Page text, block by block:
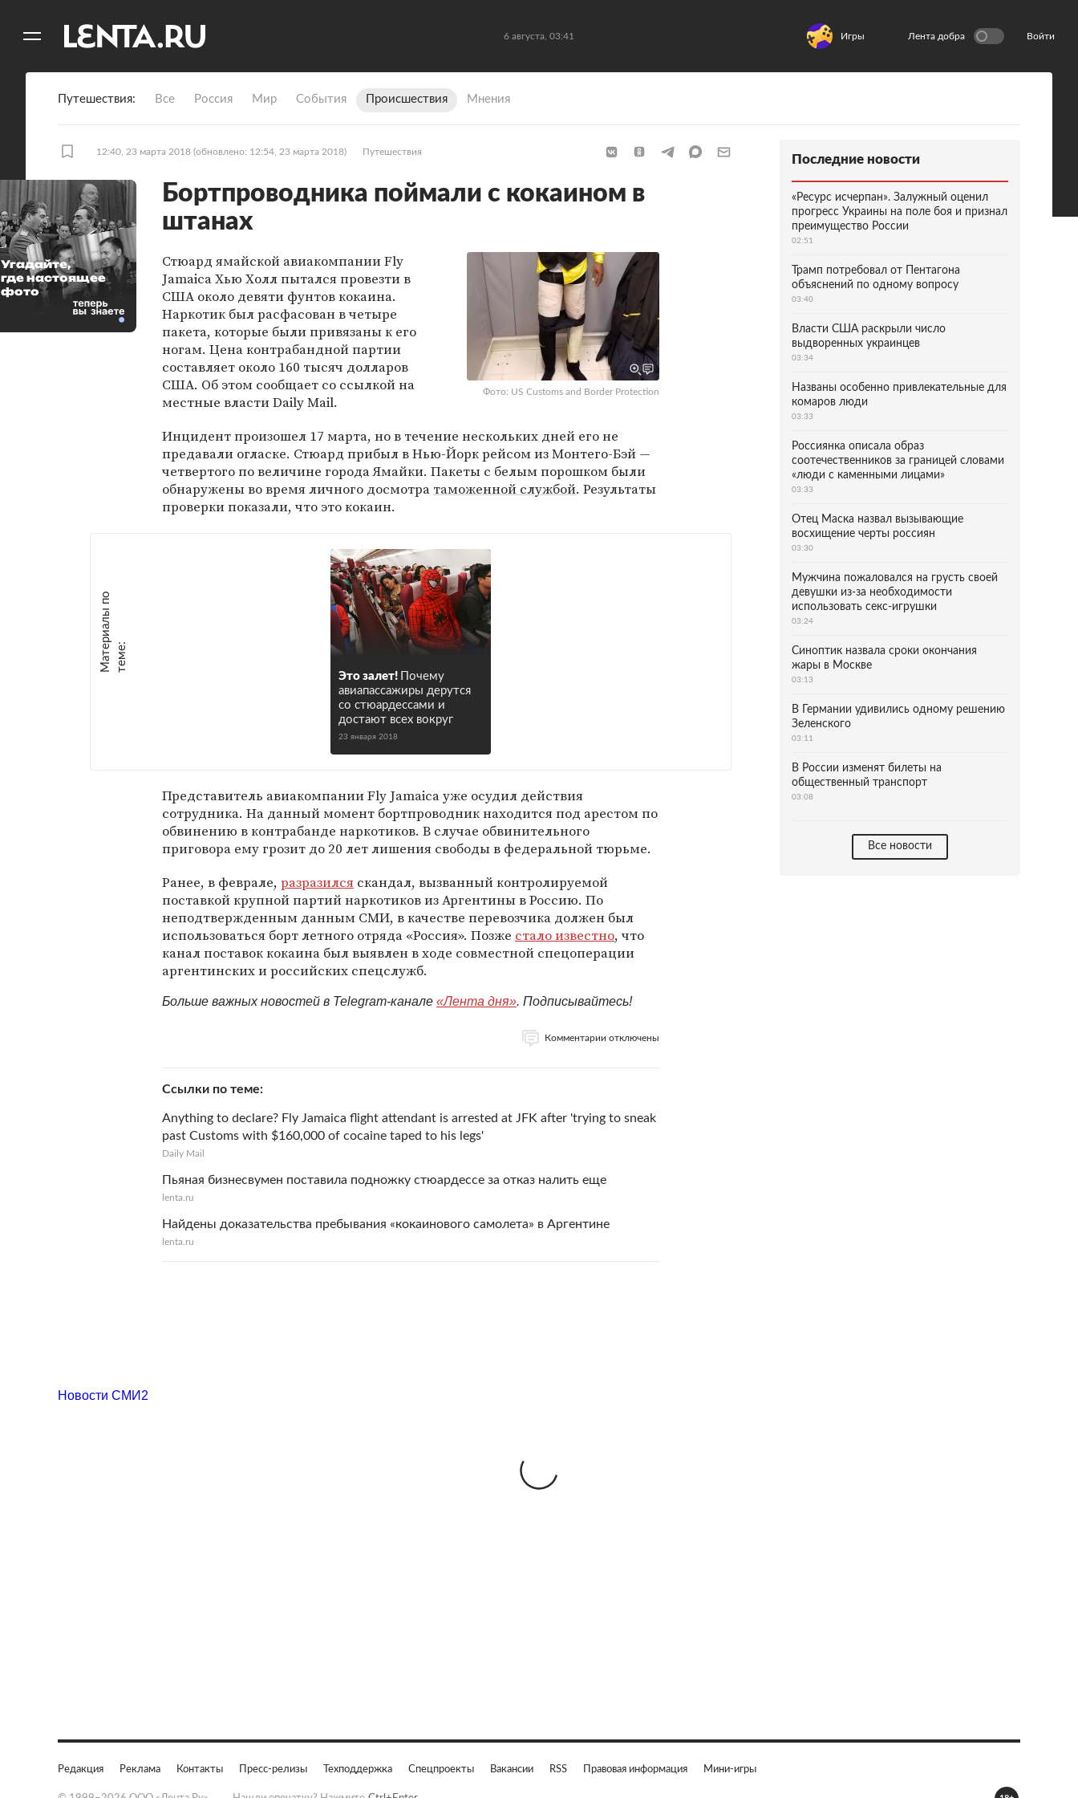
6 августа, 03:41 Игры Лента добра Войти
Путешествия Все Россия Мир События Происшествия Мнения
12:40, 23 марта 2018 (обновлено: 12:54, 23 марта 2018) Путешествия
Бортпроводника поймали с кокаином в
штанах
Фото: US Customs and Border Protection
Стюард ямайской авиакомпании Fly
Jamaica Хью Холл пытался провезти в
США около девяти фунтов кокаина.
Наркотик был расфасован в четыре
пакета, которые были привязаны к его
ногам. Цена контрабандной партии
составляет около 160 тысяч долларов
США. Об этом сообщает со ссылкой на
местные власти Daily Mail.
Инцидент произошел 17 марта, но в течение нескольких дней его не
предавали огласке. Стюард прибыл в Нью-Йорк рейсом из Монтего-Бэй —
четвертого по величине города Ямайки. Пакеты с белым порошком были
обнаружены во время личного досмотра таможенной службой. Результаты
проверки показали, что это кокаин.
М
а
т е
р
и
а
л
ы
п
о
т
е
м
е :
Это залет!
Почему
авиапассажиры дерутся
со стюардессами и
достают всех вокруг
23 января 2018
Представитель авиакомпании Fly Jamaica уже осудил действия
сотрудника. На данный момент бортпроводник находится под арестом по
обвинению в контрабанде наркотиков. В случае обвинительного
приговора ему грозит до 20 лет лишения свободы в федеральной тюрьме.
Ранее, в феврале, разразился скандал, вызванный контролируемой
поставкой крупной партий наркотиков из Аргентины в Россию. По
неподтвержденным данным СМИ, в качестве перевозчика должен был
использоваться борт летного отряда «Россия». Позже стало известно, что
канал поставок кокаина был выявлен в ходе совместной спецоперации
аргентинских и российских спецслужб.
Больше важных новостей в Telegram-канале «Лента дня». Подписывайтесь!
Комментарии отключены
Ссылки по теме
Anything to declare? Fly Jamaica flight attendant is arrested at JFK after 'trying to sneak
past Customs with $160,000 of cocaine taped to his legs'
Daily Mail
Пьяная бизнесвумен поставила подножку стюардессе за отказ налить еще
lenta.ru
Найдены доказательства пребывания «кокаинового самолета» в Аргентине
lenta.ru
Угадайте,
где настоящее
фото
Последние новости
«Ресурс исчерпан». Залужный оценил
прогресс Украины на поле боя и признал
преимущество России
02:51
Трамп потребовал от Пентагона
объяснений по одному вопросу
03:40
Власти США раскрыли число
выдворенных украинцев
03:34
Названы особенно привлекательные для
комаров люди
03:33
Россиянка описала образ
соотечественников за границей словами
«люди с каменными лицами»
03:33
Отец Маска назвал вызывающие
восхищение черты россиян
03:30
Мужчина пожаловался на грусть своей
девушки из-за необходимости
использовать секс-игрушки
03:24
Синоптик назвала сроки окончания
жары в Москве
03:13
В Германии удивились одному решению
Зеленского
03:11
В России изменят билеты на
общественный транспорт
03:08
Все новости
Новости СМИ2
Редакция Реклама Контакты Пресс-релизы Техподдержка Спецпроекты Вакансии RSS Правовая информация Мини-игры